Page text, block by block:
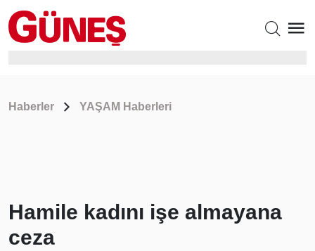
Haberler YAŞAM Haberleri
Hamile kadını işe almayana
ceza